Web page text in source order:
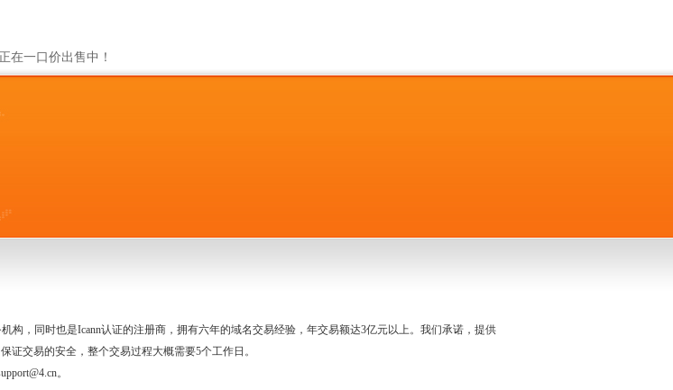
在一口价出售中！
构，同时也是Icann认证的注册商，拥有六年的域名交易经验，年交易额达3亿元以上。我们承诺，提供
证交易的安全，整个交易过程大概需要5个工作日。
。